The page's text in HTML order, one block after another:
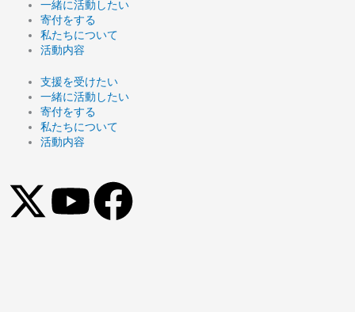
一緒に活動したい
寄付をする
私たちについて
活動内容
支援を受けたい
一緒に活動したい
寄付をする
私たちについて
活動内容
X Y F